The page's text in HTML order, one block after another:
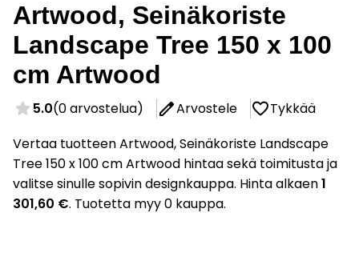
Artwood, Seinäkoriste
Landscape Tree 150 x 100
cm Artwood
5.0(0 arvostelua) Arvostele
Tykkää
Vertaa tuotteen Artwood, Seinäkoriste Landscape
Tree 150 x 100 cm Artwood hintaa sekä toimitusta ja
valitse sinulle sopivin designkauppa. Hinta alkaen1
301,60 €. Tuotetta myy 0 kauppa.